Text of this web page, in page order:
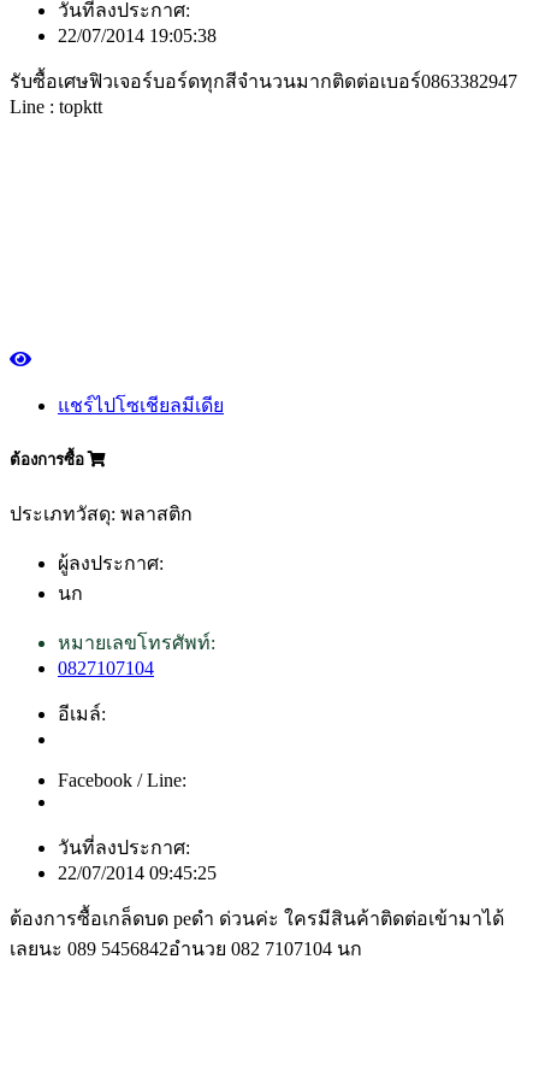
วันที่ลงประกาศ:
22/07/2014 19:05:38
รับซื้อเศษฟิวเจอร์บอร์ดทุกสีจำนวนมากติดต่อเบอร์0863382947
Line : topktt
แชร์ไปโซเชียลมีเดีย
ต้องการซื้อ
ประเภทวัสดุ: พลาสติก
ผู้ลงประกาศ:
นก
หมายเลขโทรศัพท์:
0827107104
อีเมล์:
Facebook / Line:
วันที่ลงประกาศ:
22/07/2014 09:45:25
ต้องการซื้อเกล็ดบด peดำ ด่วนค่ะ ใครมีสินค้าติดต่อเข้ามาได้
เลยนะ 089 5456842อำนวย 082 7107104 นก